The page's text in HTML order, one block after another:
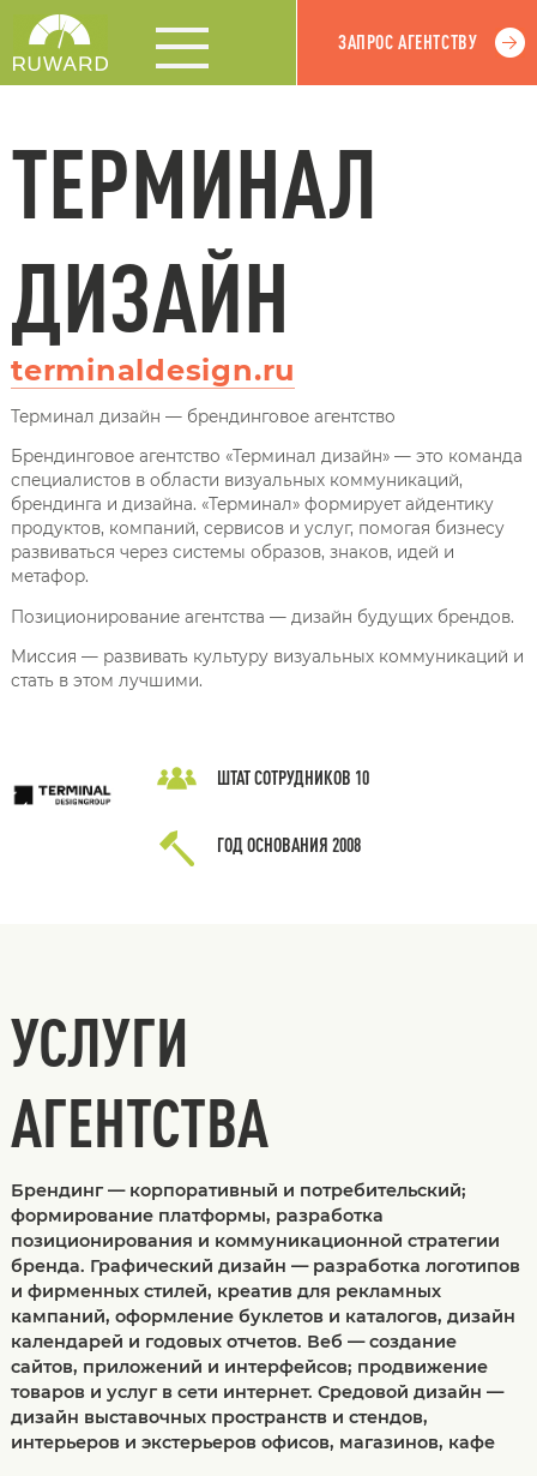
ЗАПРОС АГЕНТСТВУ
ТЕРМИНАЛ
ДИЗАЙН
terminaldesign.ru
Терминал дизайн — брендинговое агентство
Брендинговое агентство «Терминал дизайн» — это команда
специалистов в области визуальных коммуникаций,
брендинга и дизайна. «Терминал» формирует айдентику
продуктов, компаний, сервисов и услуг, помогая бизнесу
развиваться через системы образов, знаков, идей и
метафор.
Позиционирование агентства — дизайн будущих брендов.
Миссия — развивать культуру визуальных коммуникаций и
стать в этом лучшими.
ШТАТ СОТРУДНИКОВ 10
ГОД ОСНОВАНИЯ 2008
УСЛУГИ
АГЕНТСТВА
Брендинг — корпоративный и потребительский;
формирование платформы, разработка
позиционирования и коммуникационной стратегии
бренда. Графический дизайн — разработка логотипов
и фирменных стилей, креатив для рекламных
кампаний, оформление буклетов и каталогов, дизайн
календарей и годовых отчетов. Веб — создание
сайтов, приложений и интерфейсов; продвижение
товаров и услуг в сети интернет. Средовой дизайн —
дизайн выставочных пространств и стендов,
интерьеров и экстерьеров офисов, магазинов, кафе